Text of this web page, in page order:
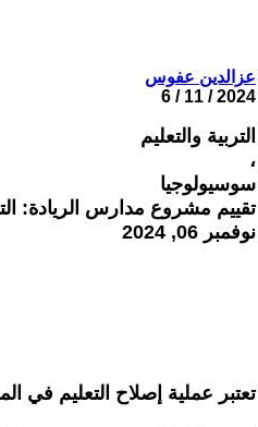
عزالدين عفوس
2024 / 11 / 6
التربية والتعليم
،
سوسيولوجيا
تقييم مشروع مدارس الريادة:
نوفمبر 06, 2024
تعتبر عملية إصلاح التعليم في